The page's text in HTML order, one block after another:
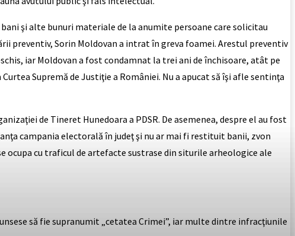
şi alte bunuri materiale de la anumite persoane care solicitau
preventiv, Sorin Moldovan a intrat în greva foamei. Arestul preventiv
iar Moldovan a fost condamnat la trei ani de închisoare, atât pe
Supremă de Justiţie a României. Nu a apucat să îşi afle sentinţa
de Tineret Hunedoara a PDSR. De asemenea, despre el au fost
campania electorală în judeţ şi nu ar mai fi restituit banii, zvon
ocupa cu traficul de artefacte sustrase din siturile arheologice ale
să fie supranumit „cetatea Crimei”, iar multe dintre infracţiunile